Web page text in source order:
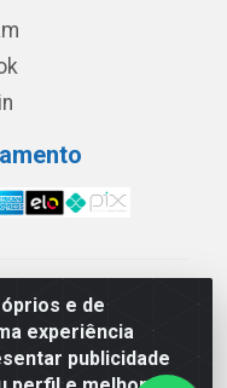
e de
experiência
publicidade
de Vidros LTDA -
Drummond de
Cascavel/PR - CEP